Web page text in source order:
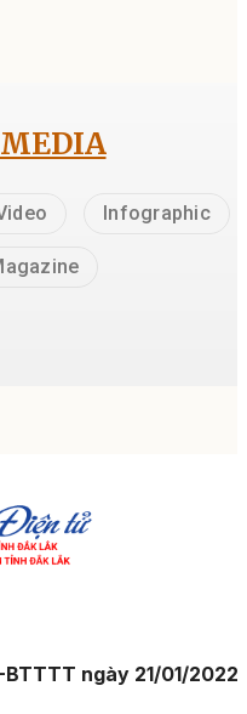
Infographic
BTTTT ngày 21/01/2022